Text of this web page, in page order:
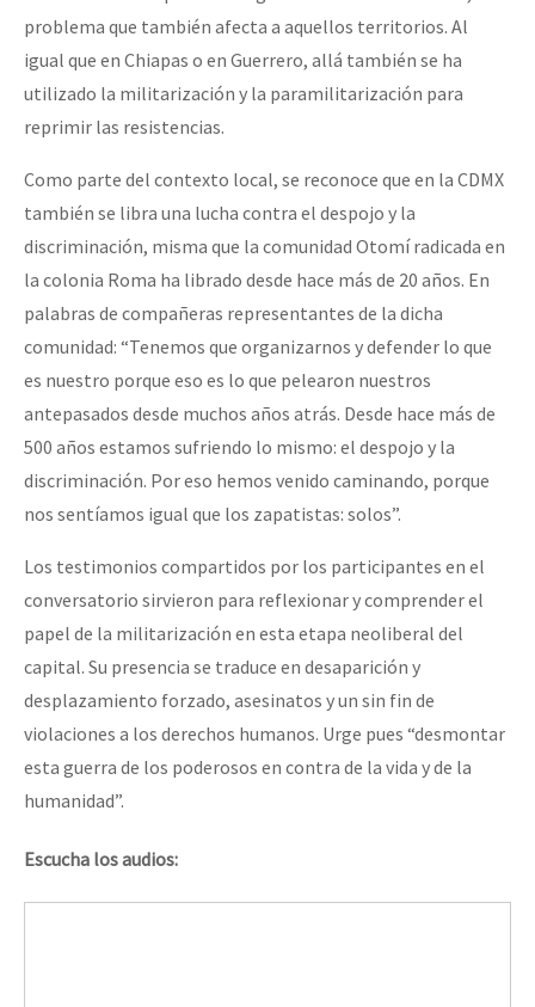
problema que también afecta a aquellos territorios. Al
igual que en Chiapas o en Guerrero, allá también se ha
utilizado la militarización y la paramilitarización para
reprimir las resistencias.
Como parte del contexto local, se reconoce que en la CDMX
también se libra una lucha contra el despojo y la
discriminación, misma que la comunidad Otomí radicada en
la colonia Roma ha librado desde hace más de 20 años. En
palabras de compañeras representantes de la dicha
comunidad: “Tenemos que organizarnos y defender lo que
es nuestro porque eso es lo que pelearon nuestros
antepasados desde muchos años atrás. Desde hace más de
500 años estamos sufriendo lo mismo: el despojo y la
discriminación. Por eso hemos venido caminando, porque
nos sentíamos igual que los zapatistas: solos”.
Los testimonios compartidos por los participantes en el
conversatorio sirvieron para reflexionar y comprender el
papel de la militarización en esta etapa neoliberal del
capital. Su presencia se traduce en desaparición y
desplazamiento forzado, asesinatos y un sin fin de
violaciones a los derechos humanos. Urge pues “desmontar
esta guerra de los poderosos en contra de la vida y de la
humanidad”.
Escucha los audios: